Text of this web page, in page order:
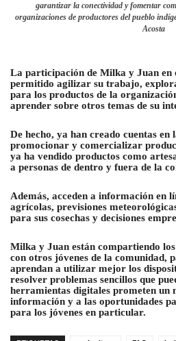
garantizar la conectividad y fomentar
organizaciones de productores del pueblo
Acosta
La participación de Milka y Juan en
permitido agilizar su trabajo,
para los productos de la
aprender sobre otros temas de su
De hecho, ya han creado cuentas en
promocionar y comercializar
ya ha vendido productos como
a personas de dentro y fuera de la
Además, acceden a información en
agrícolas, previsiones
para sus cosechas y decisiones
Milka y Juan están compartiendo
con otros jóvenes de la comunidad,
aprendan a utilizar mejor los
resolver problemas sencillos que
herramientas digitales prometen un
información y a las oportunidades
para los jóvenes en particular.